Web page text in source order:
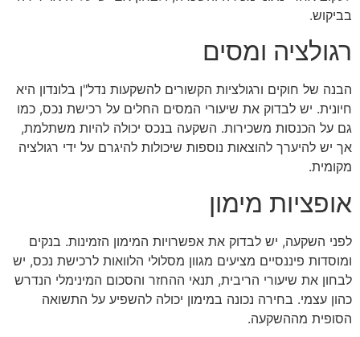
בביקוש.
רגולציה ומסים
הבנה של חוקים ורגולציות הקשורים להשקעות נדל"ן בלונדון היא
חיונית. יש לבדוק את שיעורי המסים החלים על רכישת נכס, כמו
גם על הכנסות משכירות. השקעה בנכס יכולה להיות משתלמת,
אך יש להיערך להוצאות נוספות שיכולות להיגרם על ידי רגולציה
מקומית.
אופציות מימון
לפני השקעה, יש לבדוק את אפשרויות המימון הזמינות. בנקים
ומוסדות פיננסיים מציעים מגוון מסלולי הלוואות לרכישת נכס, יש
לבחון את שיעורי הריבית, תנאי ההחזר והסכום המינימלי הנדרש
כהון עצמי. בחירה נכונה במימון יכולה להשפיע על התשואה
הסופית מההשקעה.